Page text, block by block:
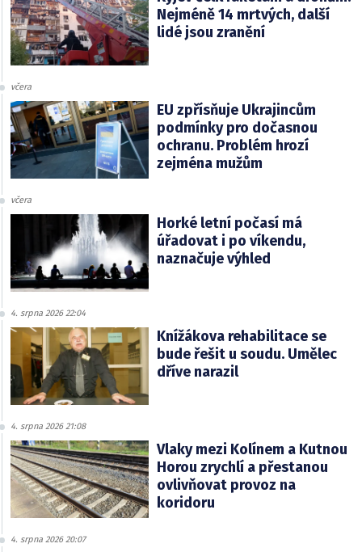
Nejméně 14 mrtvých, další
lidé jsou zranění
včera
EU zpřísňuje Ukrajincům
podmínky pro dočasnou
ochranu. Problém hrozí
zejména mužům
včera
Horké letní počasí má
úřadovat i po víkendu,
naznačuje výhled
4. srpna 2026 22:04
Knížákova rehabilitace se
bude řešit u soudu. Umělec
dříve narazil
4. srpna 2026 21:08
Vlaky mezi Kolínem a Kutnou
Horou zrychlí a přestanou
ovlivňovat provoz na
koridoru
4. srpna 2026 20:07